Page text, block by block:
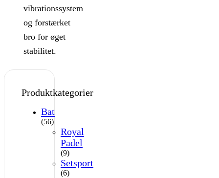
vibrationssystem
og forstærket
bro for øget
stabilitet.
Produktkategorier
Bat
(56)
Royal
Padel
(9)
Setsport
(6)